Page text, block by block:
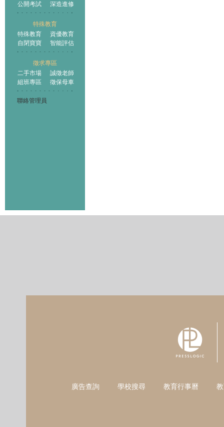
公開考試
深造進修
特殊教育
特殊教育
資優教育
自閉寶寶
智能評估
徵求專區
二手市場
誠徵老師
組班專區
徵保母車
聯絡管理員
廣告查詢 學校搜尋 教育行事曆